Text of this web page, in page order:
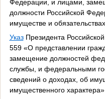
Федерации, и лицами,
должности Российской
имуществе и
УказПрезидента
559 «О представлении
замещение должностей
службы, и федеральными
сведений о доходах, об
имущественного характера»